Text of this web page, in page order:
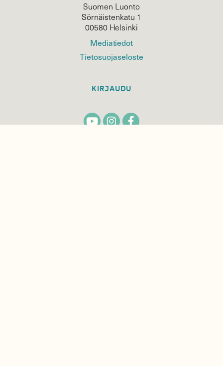
Suomen Luonto
Sörnäistenkatu 1
00580 Helsinki
Mediatiedot
Tietosuojaseloste
KIRJAUDU